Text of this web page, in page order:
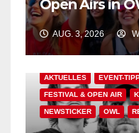
Open Airs in
Der Ww-
AUG. 3, 2026
AKTUELLES EVENT-
FESTIVAL & OPEN AIR
NEWSTICKER OWL